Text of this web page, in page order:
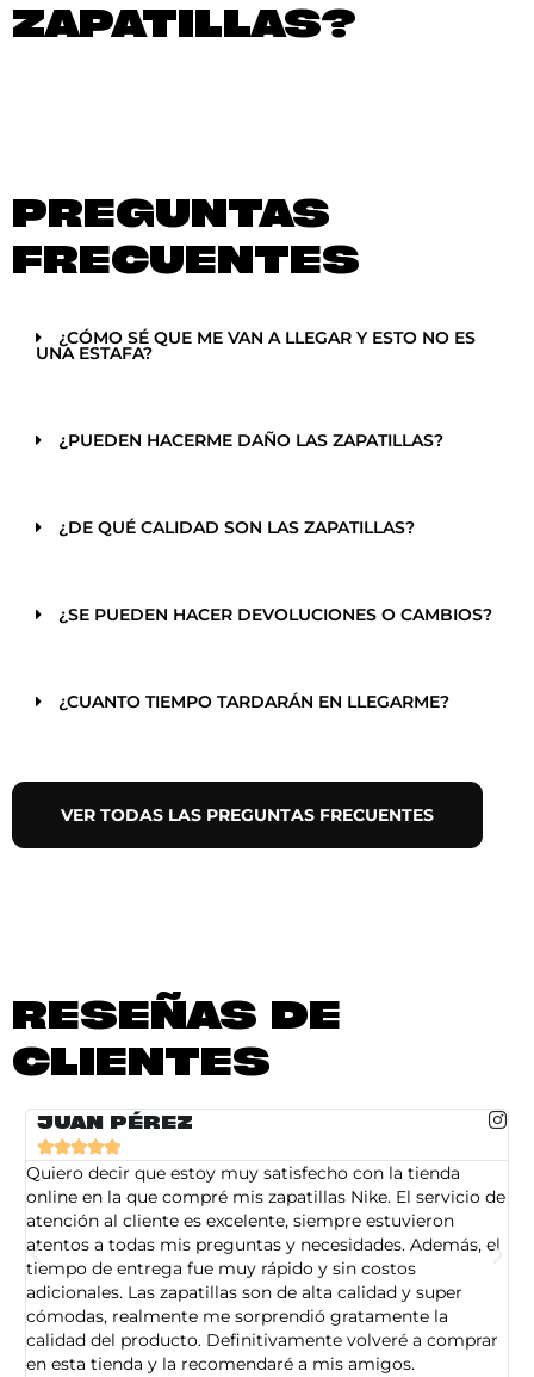
ZAPATILLAS?
PREGUNTAS
FRECUENTES
¿CÓMO SÉ QUE ME VAN A LLEGAR Y ESTO NO ES
UNA ESTAFA?
¿PUEDEN HACERME DAÑO LAS ZAPATILLAS?
¿DE QUÉ CALIDAD SON LAS ZAPATILLAS?
¿SE PUEDEN HACER DEVOLUCIONES O CAMBIOS?
¿CUANTO TIEMPO TARDARÁN EN LLEGARME?
VER TODAS LAS PREGUNTAS FRECUENTES
RESEÑAS DE
CLIENTES
JUAN PÉREZ

Quiero decir que estoy muy satisfecho con la tienda
online en la que compré mis zapatillas Nike. El servicio de
atención al cliente es excelente, siempre estuvieron
atentos a todas mis preguntas y necesidades. Además, el
tiempo de entrega fue muy rápido y sin costos
adicionales. Las zapatillas son de alta calidad y super
cómodas, realmente me sorprendió gratamente la
calidad del producto. Definitivamente volveré a comprar
en esta tienda y la recomendaré a mis amigos.